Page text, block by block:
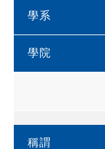
學系
學院
稱謂